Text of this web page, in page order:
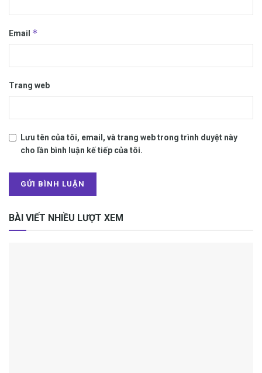
Email *
Trang web
Lưu tên của tôi, email, và trang web trong trình duyệt này
cho lần bình luận kế tiếp của tôi.
BÀI VIẾT NHIỀU LƯỢT XEM